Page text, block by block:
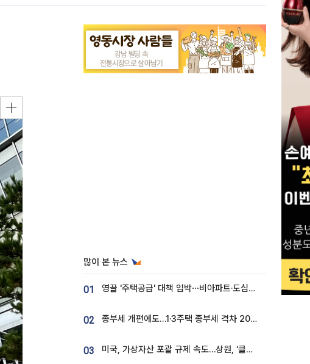
많이 본 뉴스
01 영끌 '주택공급' 대책 임박⋯비아파트·도심복합까지 총동원
02 종부세 개편에도…1·3주택 종부세 격차 2028년부터 확대
03 미국, 가상자산 포괄 규제 속도…상원, ‘클래리티법’ 9월 절차투표 추진